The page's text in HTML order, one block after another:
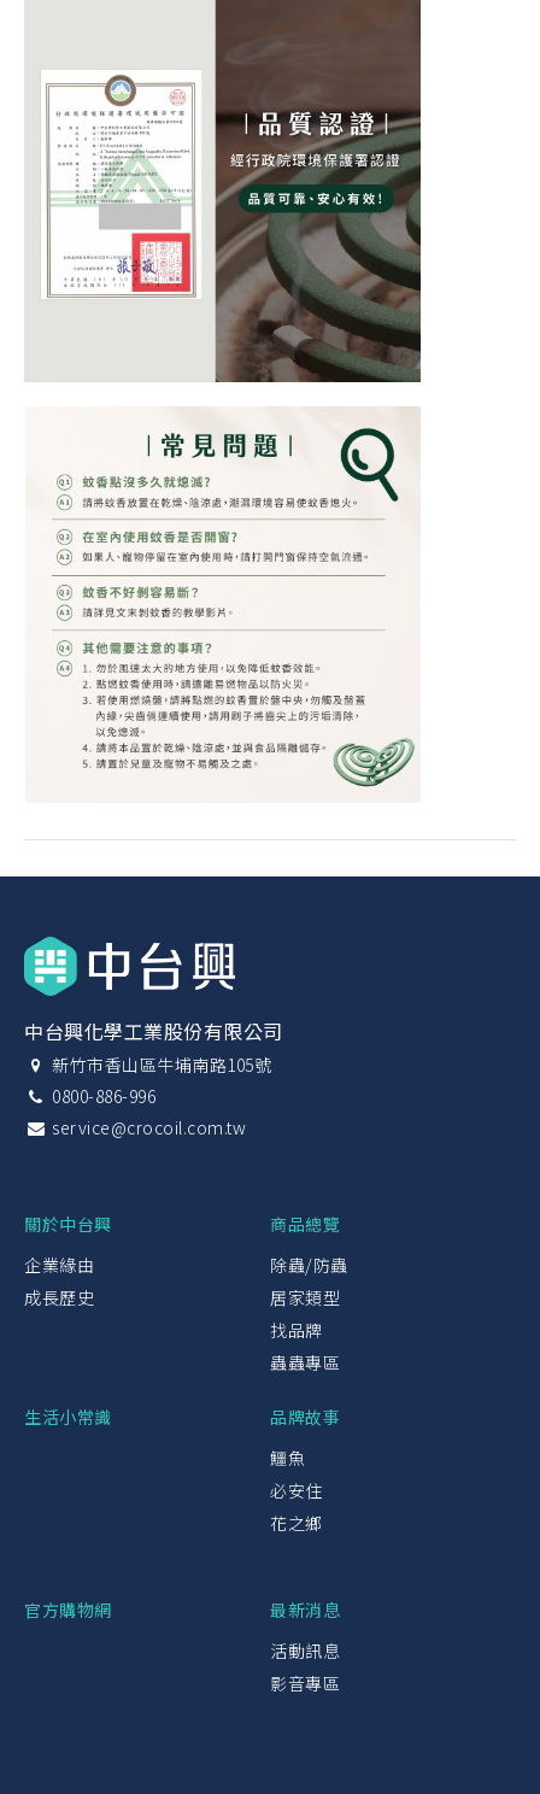
中台興化學工業股份有限公司
新竹市香山區牛埔南路105號
0800-886-996
service@crocoil.com.tw
關於中台興
企業緣由
成長歷史
商品總覽
除蟲/防蟲
居家類型
找品牌
蟲蟲專區
生活小常識
品牌故事
鱷魚
必安住
花之鄉
官方購物網
最新消息
活動訊息
影音專區